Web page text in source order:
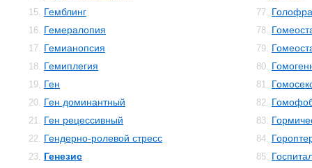
15. Гемблинг
16. Гемералопия
17. Гемианопсия
18. Гемиплегия
19. Ген
20. Ген доминантный
21. Ген рецессивный
22. Гендерно-ролевой стресс
23. Генезис
77.
78.
79.
80.
81.
82.
83.
84.
85.